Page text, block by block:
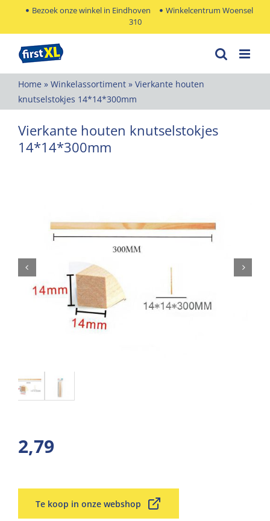
Bezoek onze winkel in Eindhoven
Winkelcentrum Woensel
310
Home » Winkelassortiment » Vierkante houten
knutselstokjes 14*14*300mm
Vierkante houten knutselstokjes
14*14*300mm
2,79
Te koop in onze webshop